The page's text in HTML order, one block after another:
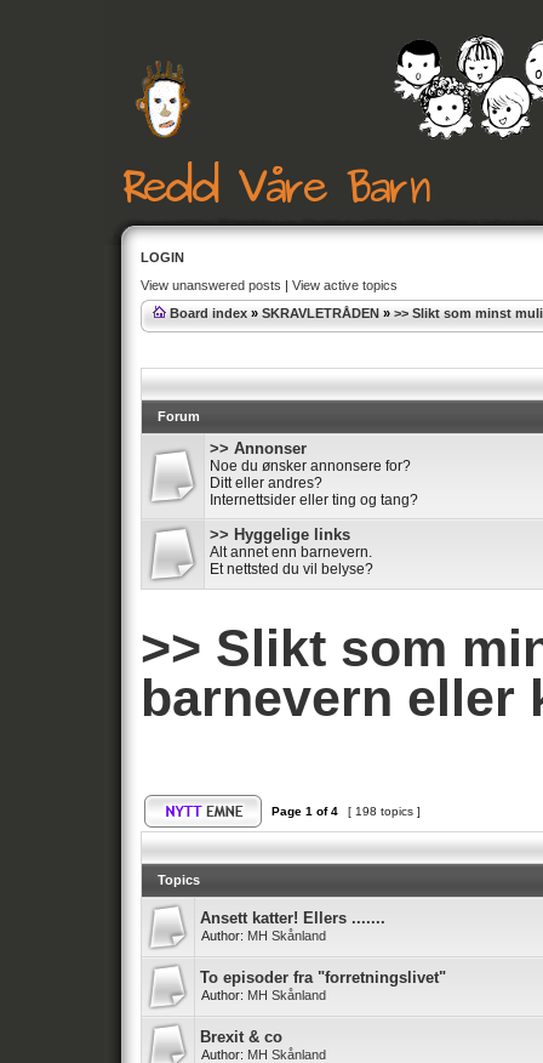
LOGIN
View unanswered posts | View active topics
Board index » SKRAVLETRÅDEN » >> Slikt som minst
Forum
>> Annonser
Noe du ønsker annonsere for?
Ditt eller andres?
Internettsider eller ting og tang?
>> Hyggelige links
Alt annet enn barnevern.
Et nettsted du vil belyse?
>> Slikt som
barnevern eller
Page 1 of4 [ 198 topics ]
Topics
Ansett katter! Ellers .......
Author: MH Skånland
To episoder fra "forretningslivet"
Author: MH Skånland
Brexit & co
Author: MH Skånland